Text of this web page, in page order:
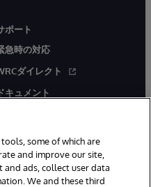
ポート
急時の対応
ダイレクト
キュメント
some of which are
and improve our site,
and ads, collect user data
We and these third